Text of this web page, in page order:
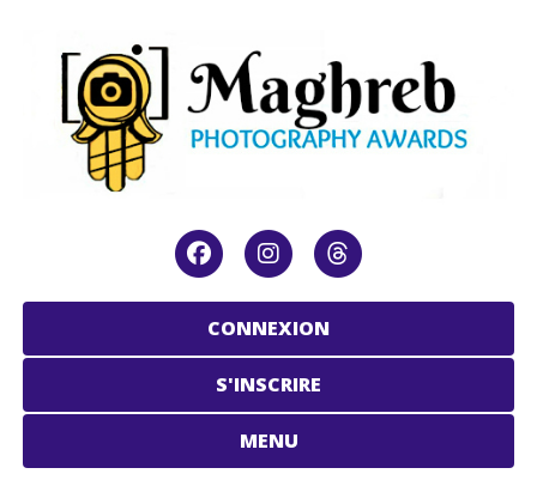
CONNEXION
S'INSCRIRE
MENU